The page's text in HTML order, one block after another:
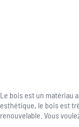
Le bois est un matériau
esthétique, le bois est
renouvelable. Vous